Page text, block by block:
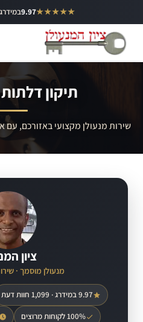
לתוכן
★★★★★
9.97במידרג באר יעקב
ראשון לציון
רמלה
נס ציונה
תיקון
שירות מנעולן מקצועי באזורכם, עם אישור
ציון
מנעולן מוסמך ·
9.97 במידרג · 1,099 חוות דעת
100% לקוחות מרוצים